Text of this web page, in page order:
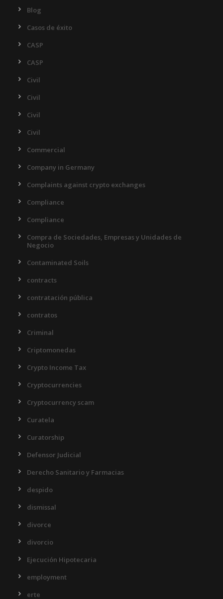
Blog
Casos de éxito
CASP
CASP
Civil
Civil
Civil
Civil
Commercial
Company in Germany
Complaints against crypto exchanges
Compliance
Compliance
Compra de Sociedades, Empresas y Unidades de
Negocio
Contaminated Soils
contracts
contratación pública
contratos
Criminal
Criptomonedas
Crypto Income Tax
Cryptocurrencies
Cryptocurrency scam
Curatela
Curatorship
Defensor Judicial
Derecho Sanitario y Farmacias
despido
dismissal
divorce
divorcio
Ejecución Hipotecaria
employment
erte